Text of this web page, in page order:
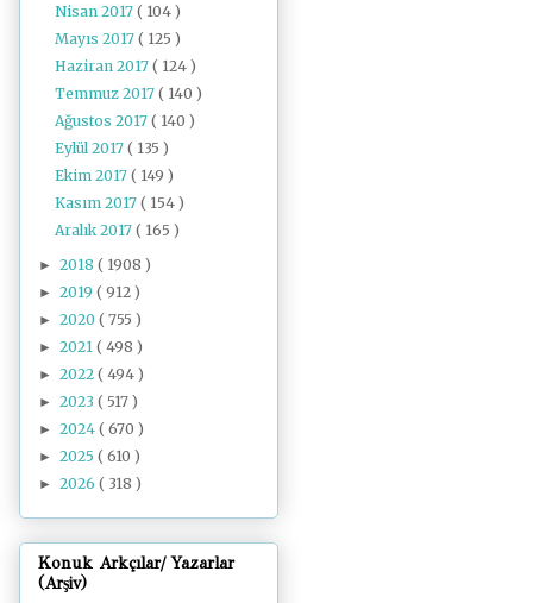
Nisan 2017( 104 )
Mayıs 2017( 125 )
Haziran 2017( 124 )
Temmuz 2017( 140 )
Ağustos 2017( 140 )
Eylül 2017( 135 )
Ekim 2017( 149 )
Kasım 2017( 154 )
Aralık 2017( 165 )
► 2018 ( 1908 )
► 2019 ( 912 )
► 2020 ( 755 )
► 2021 ( 498 )
► 2022 ( 494 )
► 2023 ( 517 )
► 2024 ( 670 )
► 2025 ( 610 )
► 2026 ( 318 )
Konuk Arkçılar/ Yazarlar
(Arşiv)